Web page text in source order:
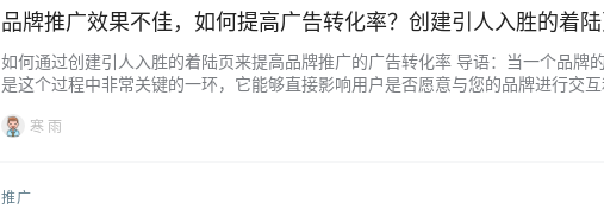
品牌推广效果不佳，如何提高广告转化率？创建引人入胜的着陆
如何通过创建引人入胜的着陆页来提高品牌推广的广告转化率 导语：当一个品
是这个过程中非常关键的一环，它能够直接影响用户是否愿意与您的品牌进行交
寒 雨
推广